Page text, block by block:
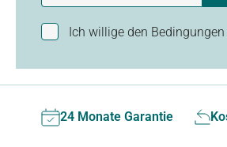
Ich willige den
24 Monate Garantie